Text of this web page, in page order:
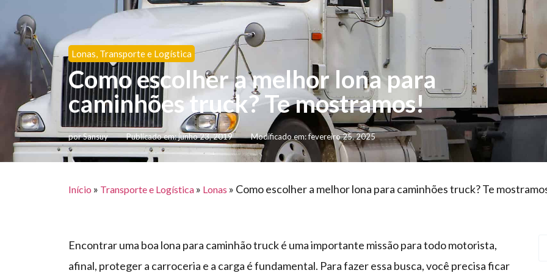
Lonas, Transporte e Logística
Como escolher a melhor lona para
caminhões truck? Te mostramos!
porSansuy Publicado em:junho 23, 2019 Modificado em: fevereiro 25, 2025
Início » Transporte e Logística » Lonas » Como escolher a melhor lona para caminhões truck? Te
Encontrar uma boa lona para caminhão truck é uma importante missão para todo motorista,
afinal, proteger a carroceria e a carga é fundamental. Para fazer essa busca, você precisa ficar